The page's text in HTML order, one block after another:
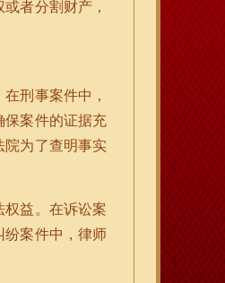
者分割财产，
刑事案件中，
保案件的证据充
院为了查明事实
益。在诉讼案
纷案件中，律师